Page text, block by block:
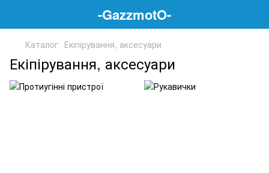
-GazzmotO-
Каталог Екіпірування, аксесуари
Екіпірування, аксесуари